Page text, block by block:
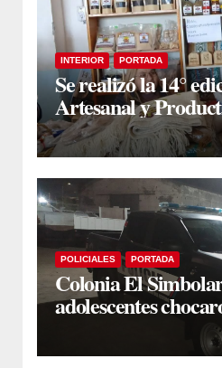
INTERIOR PORTADA
Se realizó la 14°
Artesanal y
Sombriana
POLICIALES PORTADA
Colonia El
adolescentes
avenida principal y
fractura de maxilar